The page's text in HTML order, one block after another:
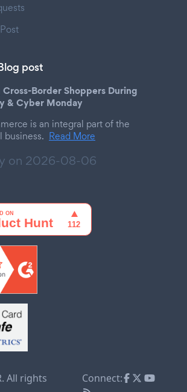
post
Border Shoppers During
& Cyber Monday
is an integral part of the
business. Read More
on 2026-08-06
All rights
Connect: